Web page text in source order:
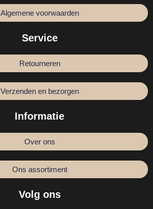
Algemene voorwaarden
Service
Retourneren
Verzenden en bezorgen
Informatie
Over ons
Ons assortiment
Volg ons